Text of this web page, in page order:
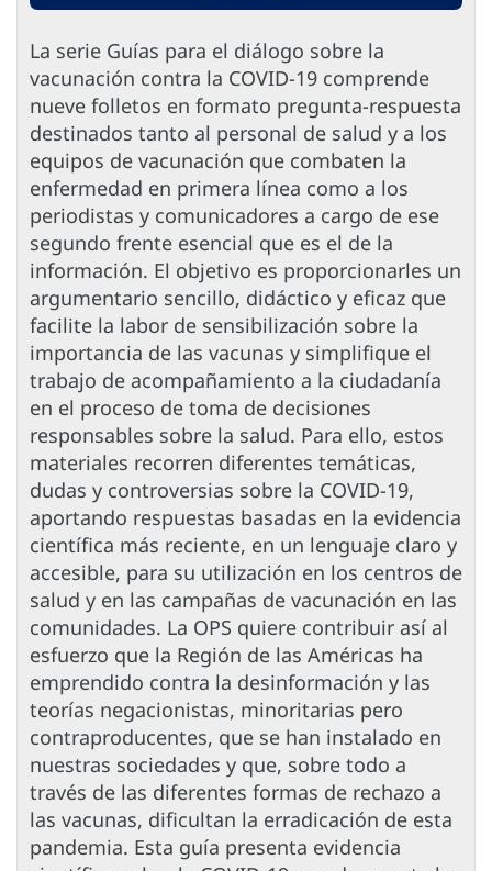
La serie Guías para el diálogo sobre la
vacunación contra la COVID-19 comprende
nueve folletos en formato pregunta-respuesta
destinados tanto al personal de salud y a los
equipos de vacunación que combaten la
enfermedad en primera línea como a los
periodistas y comunicadores a cargo de ese
segundo frente esencial que es el de la
información. El objetivo es proporcionarles un
argumentario sencillo, didáctico y eficaz que
facilite la labor de sensibilización sobre la
importancia de las vacunas y simplifique el
trabajo de acompañamiento a la ciudadanía
en el proceso de toma de decisiones
responsables sobre la salud. Para ello, estos
materiales recorren diferentes temáticas,
dudas y controversias sobre la COVID-19,
aportando respuestas basadas en la evidencia
científica más reciente, en un lenguaje claro y
accesible, para su utilización en los centros de
salud y en las campañas de vacunación en las
comunidades. La OPS quiere contribuir así al
esfuerzo que la Región de las Américas ha
emprendido contra la desinformación y las
teorías negacionistas, minoritarias pero
contraproducentes, que se han instalado en
nuestras sociedades y que, sobre todo a
través de las diferentes formas de rechazo a
las vacunas, dificultan la erradicación de esta
pandemia. Esta guía presenta evidencia